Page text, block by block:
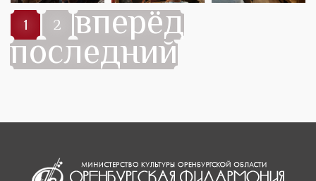
1 2 вперёд
последний